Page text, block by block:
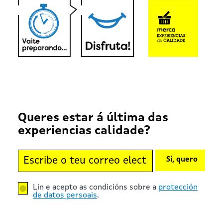
Queres estar á última das
experiencias calidade?
Lin e acepto as condicións sobre a protección
de datos persoais.
Sí, quero